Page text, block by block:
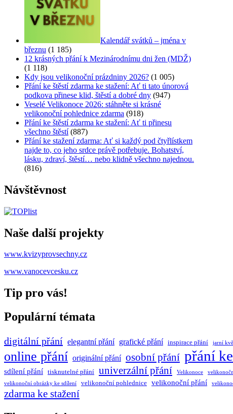
Kalendář svátků – jména v
březnu (1 185)
12 krásných přání k Mezinárodnímu dni žen (MDŽ)
(1 118)
Kdy jsou velikonoční prázdniny 2026? (1 005)
Přání ke štěstí zdarma ke stažení: Ať ti tato únorová
podkova přinese klid, štěstí a dobré dny (947)
Veselé Velikonoce 2026: stáhněte si krásné
velikonoční pohlednice zdarma (918)
Přání ke štěstí zdarma ke stažení: Ať ti přinesu
všechno štěstí (887)
Přání ke stažení zdarma: Ať si každý pod čtyřlístkem
najde to, co jeho srdce právě potřebuje. Bohatství,
lásku, zdraví, štěstí… nebo klidně všechno najednou.
(816)
Návštěvnost
Naše další projekty
www.kvizyprovsechny.cz
www.vanocevcesku.cz
Tip pro vás!
Populární témata
digitální přání elegantní přání grafické přání inspirace přání jarní
online přání originální přání osobní přání přání
sdílení přání tisknutelné přání univerzální přání Velikonoce
velikonoční obrázky ke sdílení velikonoční pohlednice velikonoční přání
zdarma ke stažení